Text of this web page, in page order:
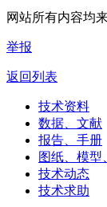
网站所有内容均
举报
返回列表
技术资料
数据、文献
报告、手册
图纸、模型
技术动态
技术求助